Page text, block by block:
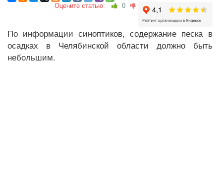
Оцените статью: 0
По информации синоптиков, содержание песка в
осадках в Челябинской области должно быть
небольшим.